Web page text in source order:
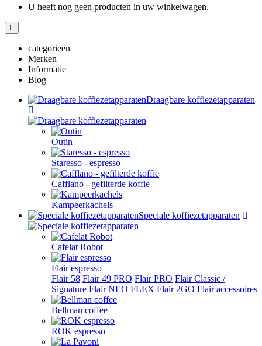
U heeft nog geen producten in uw winkelwagen.
categorieën
Merken
Informatie
Blog
Draagbare koffiezetapparaten
Outin
Staresso - espresso
Cafflano - gefilterde koffie
Kampeerkachels
Speciale koffiezetapparaten
Cafelat Robot
Flair espresso
Flair 58 Flair 49 PRO Flair PRO Flair Classic /
Signature Flair NEO FLEX Flair 2GO Flair accessoires
Bellman coffee
ROK espresso